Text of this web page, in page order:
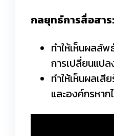
กลยุทธ์การสื่อสาร:
ทำให้เห็นผลลั
การเปลี่ยนแปล
ทำให้เห็นผลเ
และองค์กรหา